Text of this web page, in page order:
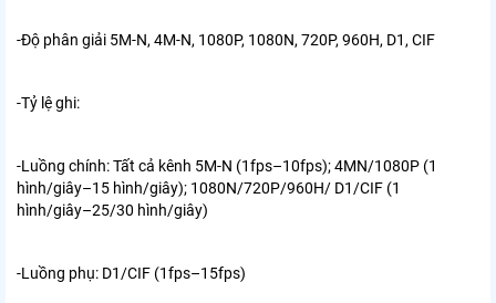
-Độ phân giải 5M-N, 4M-N, 1080P, 1080N, 720P, 960H, D1, CIF
-Tỷ lệ ghi:
-Luồng chính: Tất cả kênh 5M-N (1fps–10fps); 4MN/1080P (1
hình/giây–15 hình/giây); 1080N/720P/960H/ D1/CIF (1
hình/giây–25/30 hình/giây)
-Luồng phụ: D1/CIF (1fps–15fps)